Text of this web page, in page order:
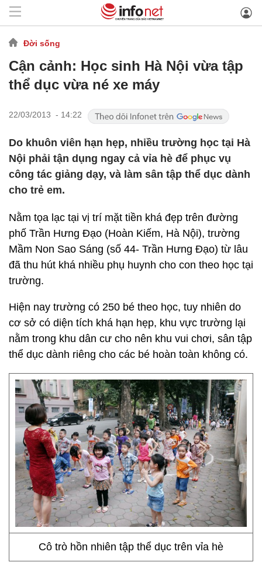
Đời sống
Cận cảnh: Học sinh Hà Nội vừa tập
thể dục vừa né xe máy
22/03/2013 - 14:22
Do khuôn viên hạn hẹp, nhiều trường học tại Hà
Nội phải tận dụng ngay cả vỉa hè để phục vụ
công tác giảng dạy, và làm sân tập thể dục dành
cho trẻ em.
Nằm tọa lạc tại vị trí mặt tiền khá đẹp trên đường
phố Trần Hưng Đạo (Hoàn Kiếm, Hà Nội), trường
Mầm Non Sao Sáng (số 44- Trần Hưng Đạo) từ lâu
đã thu hút khá nhiều phụ huynh cho con theo học tại
trường.
Hiện nay trường có 250 bé theo học, tuy nhiên do
cơ sở có diện tích khá hạn hẹp, khu vực trường lại
nằm trong khu dân cư cho nên khu vui chơi, sân tập
thể dục dành riêng cho các bé hoàn toàn không có.
Cô trò hồn nhiên tập thể dục trên vỉa hè